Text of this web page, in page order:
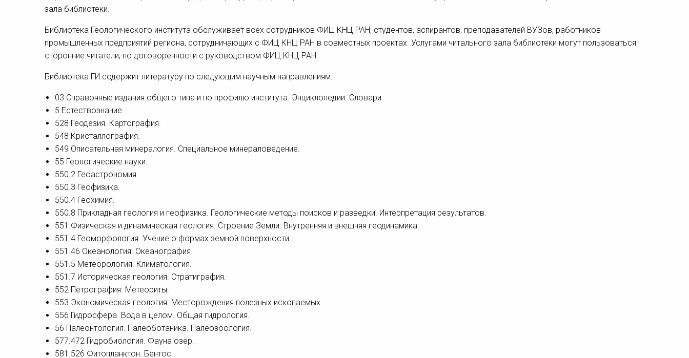
зала библиотеки.
Библиотека Геологического института обслуживает всех сотрудников ФИЦ КНЦ РАН, студентов, аспирантов, преподавателей ВУЗов, работников
промышленных предприятий региона, сотрудничающих с ФИЦ КНЦ РАН в совместных проектах. Услугами читального зала библиотеки могут пользоваться
сторонние читатели, по договоренности с руководством ФИЦ КНЦ РАН.
Библиотека ГИ содержит литературу по следующим научным направлениям:
03 Справочные издания общего типа и по профилю института. Энциклопедии. Словари.
5 Естествознание.
528 Геодезия. Картография.
548 Кристаллография.
549 Описательная минералогия. Специальное минераловедение.
55 Геологические науки.
550.2 Геоастрономия.
550.3 Геофизика.
550.4 Геохимия.
550.8 Прикладная геология и геофизика. Геологические методы поисков и разведки. Интерпретация результатов.
551 Физическая и динамическая геология. Строение Земли. Внутренняя и внешняя геодинамика.
551.4 Геоморфология. Учение о формах земной поверхности.
551.46 Океанология. Океанография.
551.5 Метеорология. Климатология.
551.7 Историческая геология. Стратиграфия.
552 Петрография. Метеориты.
553 Экономическая геология. Месторождения полезных ископаемых.
556 Гидросфера. Вода в целом. Общая гидрология.
56 Палеонтология. Палеоботаника. Палеозоология.
577.472 Гидробиология. Фауна озёр.
581.526 Фитопланктон. Бентос.